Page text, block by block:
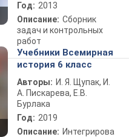
Год: 2013
Описание: Сборник
задач и контрольных
работ
Учебники Всемирная
история 6 класс
Авторы: И. Я. Щупак, И.
А. Пискарева, Е.В.
Бурлака
Год: 2019
Описание: Интегрирова